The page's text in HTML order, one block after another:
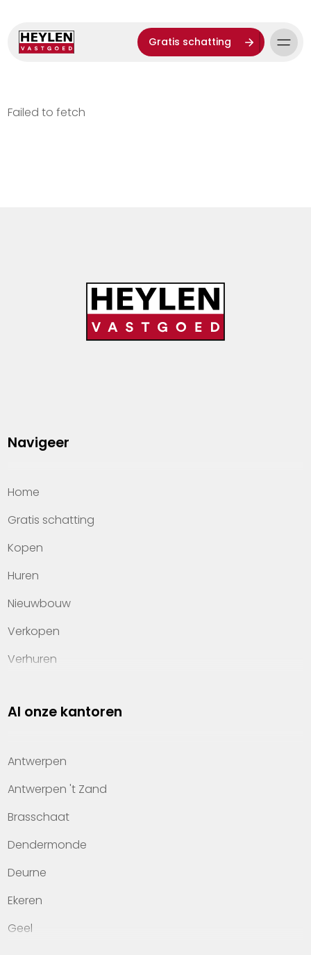
Gratis schatting
Failed to fetch
Navigeer
Home
Gratis schatting
Kopen
Huren
Nieuwbouw
Verkopen
Verhuren
Property management
Kennis van wonen
Kantoren
Veelgestelde vragen
Werken bij Heylen Vastgoed
Contact
Al onze kantoren
Antwerpen
Antwerpen 't Zand
Brasschaat
Dendermonde
Deurne
Ekeren
Geel